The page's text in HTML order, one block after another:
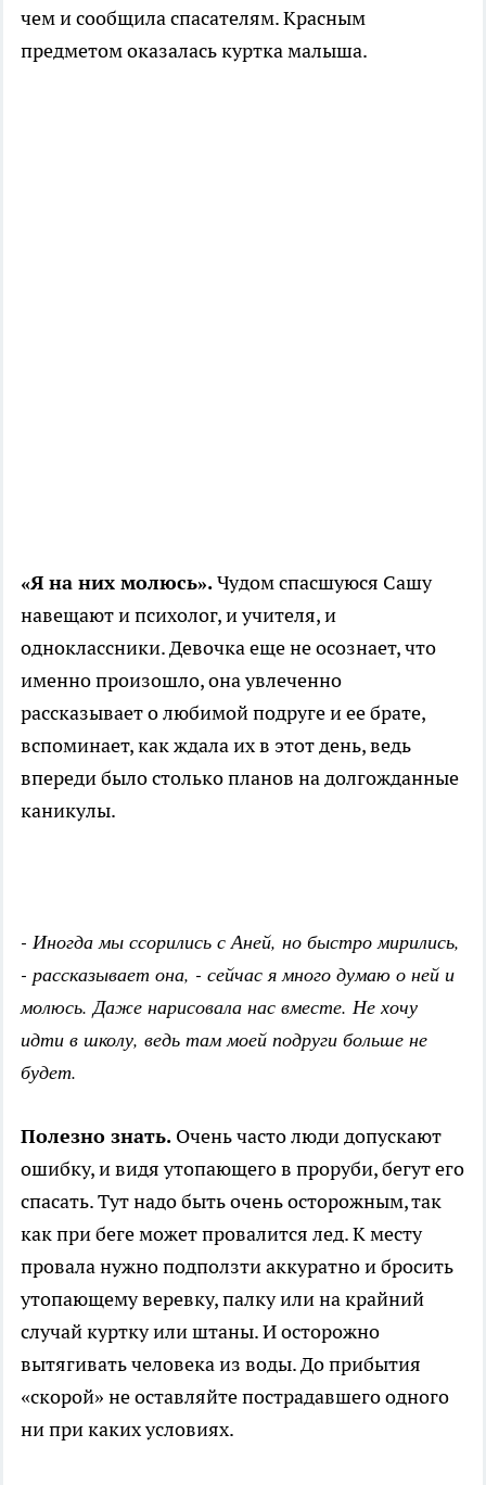
чем и сообщила спасателям. Красным
предметом оказалась куртка малыша.
«Я на них молюсь».Чудом спасшуюся Сашу
навещают и психолог, и учителя, и
одноклассники. Девочка еще не осознает, что
именно произошло, она увлеченно
рассказывает о любимой подруге и ее брате,
вспоминает, как ждала их в этот день, ведь
впереди было столько планов на долгожданные
каникулы.
- Иногда мы ссорились с Аней, но быстро мирились,
- рассказывает она, - сейчас я много думаю о ней и
молюсь. Даже нарисовала нас вместе. Не хочу
идти в школу, ведь там моей подруги больше не
будет.
Полезно знать. Очень часто люди допускают
ошибку, и видя утопающего в проруби, бегут его
спасать. Тут надо быть очень осторожным, так
как при беге может провалится лед. К месту
провала нужно подползти аккуратно и бросить
утопающему веревку, палку или на крайний
случай куртку или штаны. И осторожно
вытягивать человека из воды. До прибытия
«скорой» не оставляйте пострадавшего одного
ни при каких условиях.